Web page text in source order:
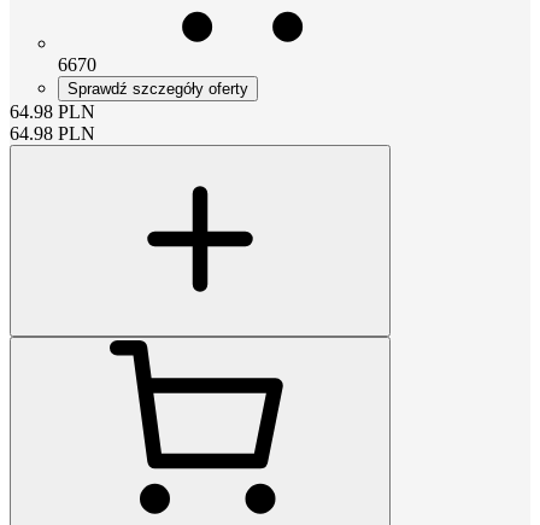
6670
Sprawdź szczegóły oferty
64.98 PLN
64.98 PLN